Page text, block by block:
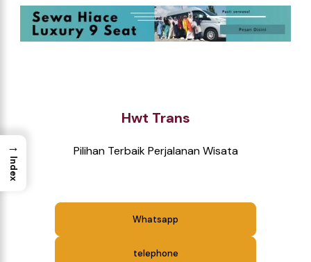
Hwt Trans
Pilihan Terbaik Perjalanan Wisata
Whatsapp
telephone
→
Index